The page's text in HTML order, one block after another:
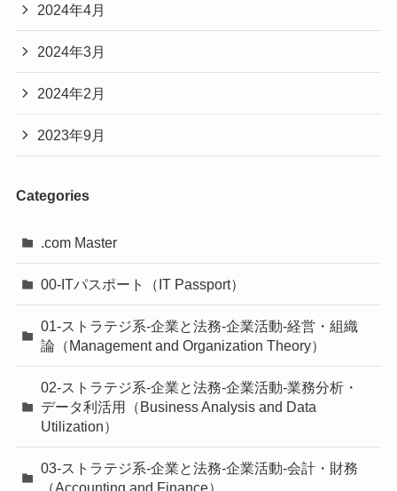
2024年4月
2024年3月
2024年2月
2023年9月
Categories
.com Master
00-ITパスポート（IT Passport）
01-ストラテジ系-企業と法務-企業活動-経営・組織
論（Management and Organization Theory）
02-ストラテジ系-企業と法務-企業活動-業務分析・
データ利活用（Business Analysis and Data
Utilization）
03-ストラテジ系-企業と法務-企業活動-会計・財務